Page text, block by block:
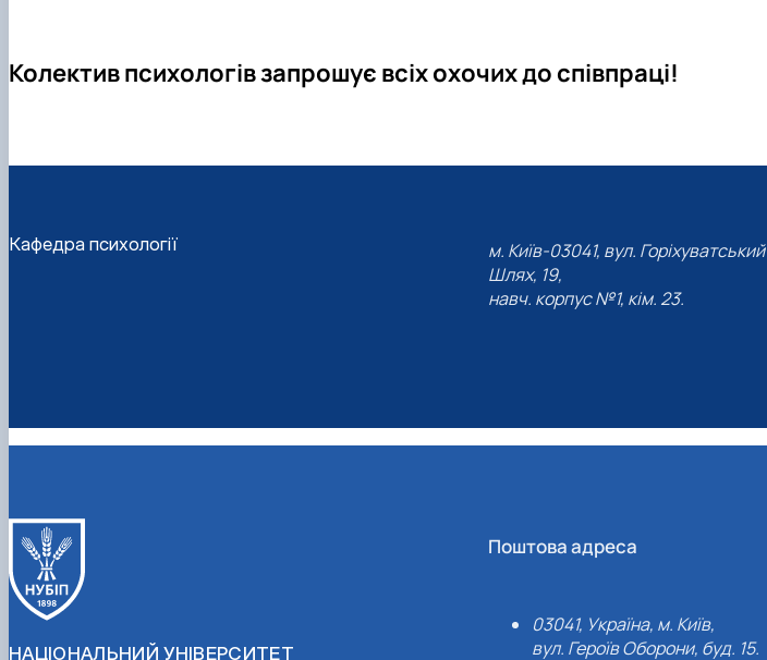
Колектив психологів запрошує всіх охочих до співпраці!
Кафедра психології
м. Київ-03041, вул. Горіхуватський
Шлях, 19,
навч. корпус №1, кім. 23.
НАЦІОНАЛЬНИЙ УНІВЕРСИТЕТ
Поштова адреса
03041, Україна, м. Київ,
вул. Героїв Оборони, буд. 15.